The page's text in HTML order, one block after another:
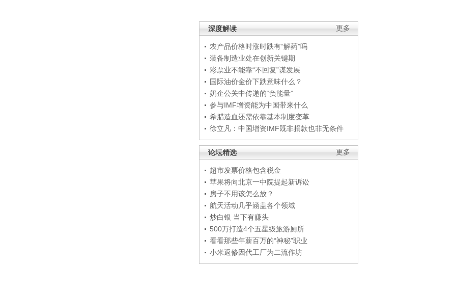
更多
深度解读
农产品价格时涨时跌有“解药”吗
装备制造业处在创新关键期
彩票业不能靠“不回复”谋发展
国际油价金价下跌意味什么？
奶企公关中传递的“负能量”
参与IMF增资能为中国带来什么
希腊造血还需依靠基本制度变革
徐立凡：中国增资IMF既非捐款也非无条件
更多
论坛精选
超市发票价格包含税金
苹果将向北京一中院提起新诉讼
房子不用该怎么放？
航天活动几乎涵盖各个领域
炒白银 当下有赚头
500万打造4个五星级旅游厕所
看看那些年薪百万的“神秘”职业
小米返修因代工厂为二流作坊